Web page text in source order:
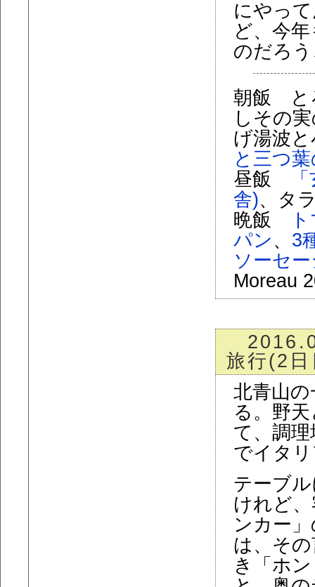
にやっ
ど、今
のだろ
朝飯 と
しその
げ湯波
と三つ
昼飯
舎)、タ
晩飯
パン 、 3
ソーセ
Moreau
旅行(2
北青山
る。野
て、調
でイタ
テーブ
けれど
ンカー
は、そ
き「ホ